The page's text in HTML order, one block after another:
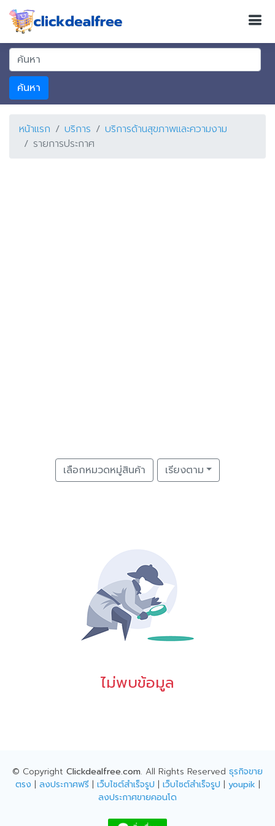
ค้นหา
หน้าแรก บริการ
บริการด้านสุขภาพและความงาม
รายการประกาศ
เลือกหมวดหมู่สินค้า เรียงตาม
ไม่พบข้อมูล
© Copyright Clickdealfree.com. All Rights Reserved ธุรกิจขาย
ตรง | ลงประกาศฟรี| เว็บไซต์สำเร็จรูป | เว็บไซต์สำเร็จรูป | youpik |
ลงประกาศขายคอนโด